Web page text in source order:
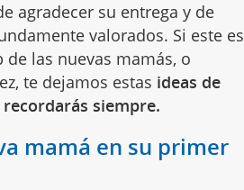
agradecer su entrega y de
valorados. Si este es
las nuevas mamás, o
te dejamos estas ideas de
siempre.
mamá en su primer